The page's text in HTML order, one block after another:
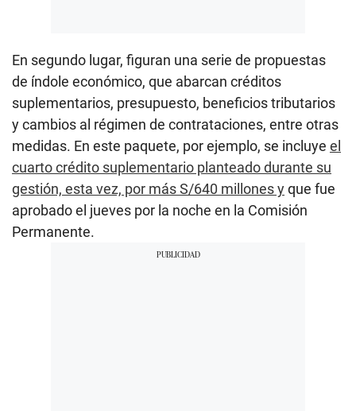
En segundo lugar, figuran una serie de propuestas
de índole económico, que abarcan créditos
suplementarios, presupuesto, beneficios tributarios
y cambios al régimen de contrataciones, entre otras
medidas. En este paquete, por ejemplo, se incluye el
cuarto crédito suplementario planteado durante su
gestión, esta vez, por más S/640 millones yque fue
aprobado el jueves por la noche en la Comisión
Permanente.